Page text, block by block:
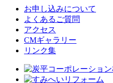
お申し込みについて
よくあるご質問
アクセス
CMギャラリー
リンク集